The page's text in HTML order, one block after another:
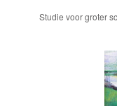
Studie voor groter